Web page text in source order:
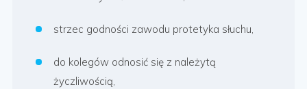
strzec godności zawodu protetyka słuchu,
do kolegów odnosić się z należytą
życzliwością,